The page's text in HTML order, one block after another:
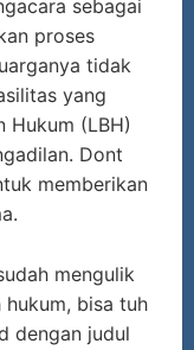
sebagai
proses
tidak
yang
Hukum (LBH)
Dont
memberikan
mengulik
hukum, bisa tuh
dengan judul